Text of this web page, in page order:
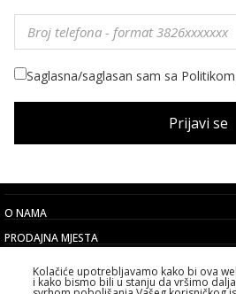
Saglasna/saglasan sam sa
Prijavi se
O NAMA
PRODAJNA MJESTA
KORISNIČKI SERVIS
Kolačiće upotrebljavamo kako bi ova
i kako bismo bili u stanju da vršimo